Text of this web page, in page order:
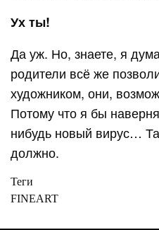
Ух ты!
Да уж. Но, знаете, я
родители всё же
художником, они,
Потому что я бы
нибудь новый вирус…
должно.
Теги
FINEART